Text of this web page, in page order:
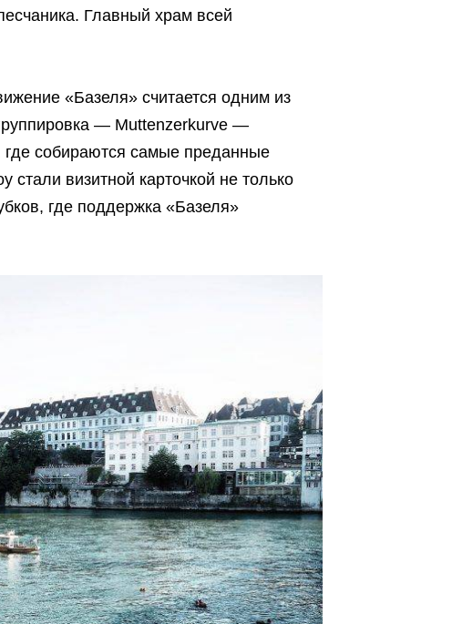
Главный храм всей
«Базеля» считается одним из
— Muttenzerkurve —
собираются самые преданные
визитной карточкой не только
где поддержка «Базеля»